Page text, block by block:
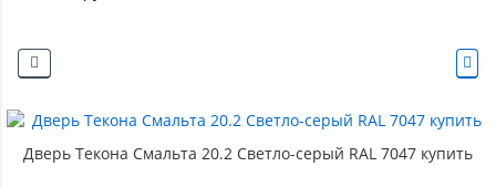
Дверь Текона Смальта 20.2 Светло-серый RAL 7047 купить